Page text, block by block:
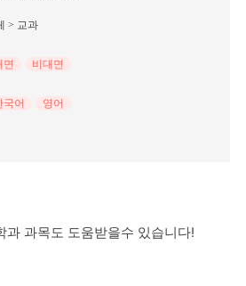
> 교과
면 비대면
국어 영어
과목도 도움받을수 있습니다!